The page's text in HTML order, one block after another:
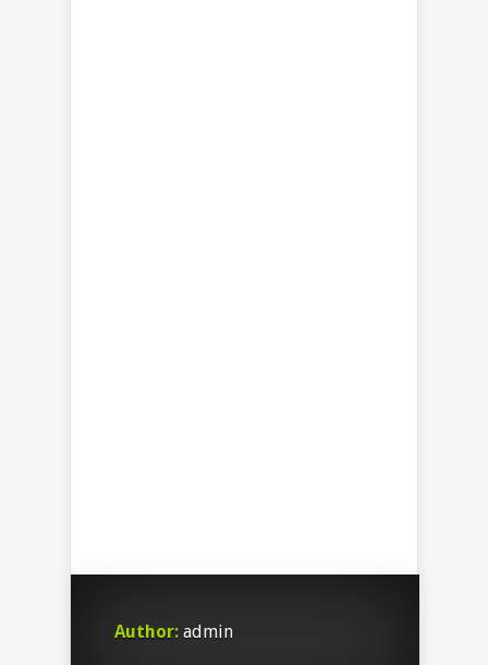
Author: admin